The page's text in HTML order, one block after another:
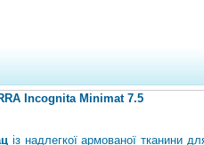
Incognita Minimat 7.5
із надлегкої армованої тканини